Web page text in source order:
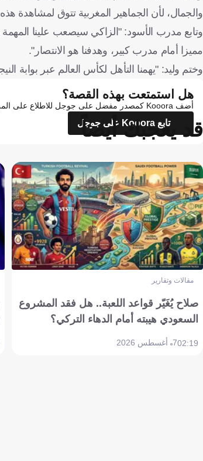
والجمال، لأن الجماهير المغربية تتوق لمشاهدة
وتابع مدرب الأسود: "الزاكي سيصعب علينا
مميزا أمام مدرب كبير، وهدفنا هو الانتصار".
وختم وليد: "يهمنا التأهل لكأس العالم عبر بوابة
هل استمتعت بهذه القصة؟
أضف Kooora كمصدر مفضل على جوجل للاطلاع على المزيد من تقاريرنا
تابع Kooora على جوجل
قد يعجبك أيضاً
مقالات وتقارير
صلاح يُغَيّر قواعد اللعبة.. هل فقد المشروع
السعودي هيبته أمام الدهاء التركي؟
02:197 أغسطس 2026